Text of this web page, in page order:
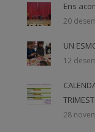
Ens
20
UN
12
28